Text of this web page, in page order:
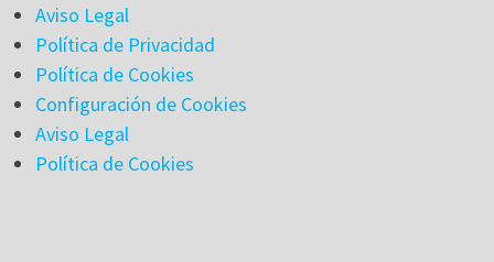
Aviso Legal
Política de Privacidad
Política de Cookies
Configuración de Cookies
Aviso Legal
Política de Cookies